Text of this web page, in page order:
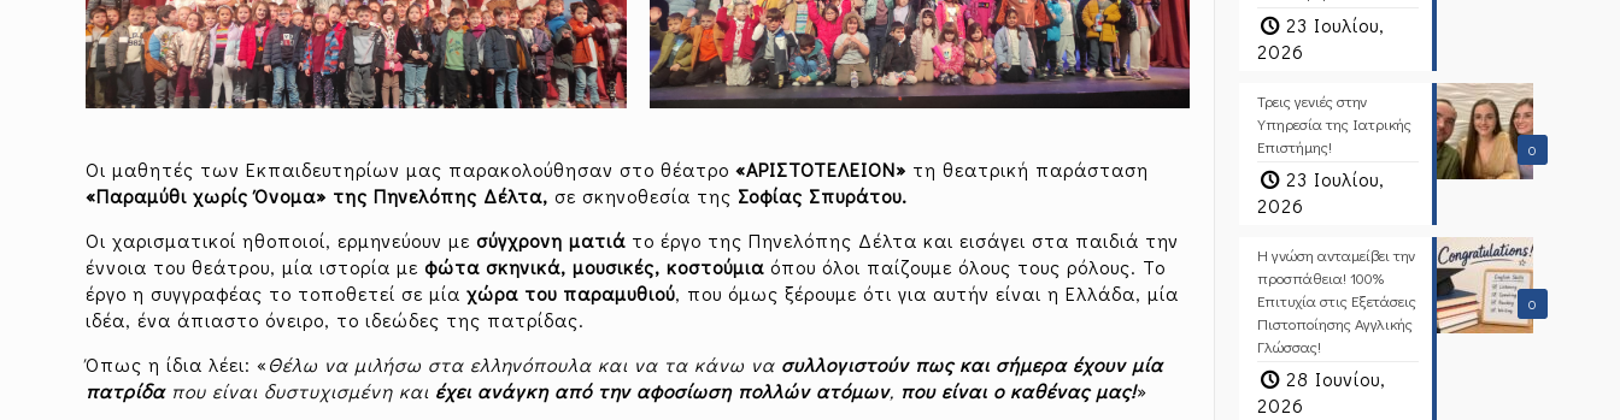
Οι μαθητές των Εκπαιδευτηρίων μας παρακολούθησαν στο θέατρο«ΑΡΙΣΤΟΤΕΛΕΙΟΝ» τη θεατρική παράσταση
«Παραμύθι χωρίς Όνομα» της Πηνελόπης Δέλτα,σε σκηνοθεσία της Σοφίας Σπυράτου.
Οι χαρισματικοί ηθοποιοί, ερμηνεύουν μεσύγχρονη ματιά το έργο της Πηνελόπης Δέλτα και εισάγει στα παιδιά την
έννοια του θεάτρου, μία ιστορία μεφώτα σκηνικά, μουσικές, κοστούμια όπου όλοι παίζουμε όλους τους ρόλους. Το
έργο η συγγραφέας το τοποθετεί σε μίαχώρα του παραμυθιού, που όμως ξέρουμε ότι για αυτήν είναι η Ελλάδα, μία
ιδέα, ένα άπιαστο όνειρο, το ιδεώδες της πατρίδας.
Όπως η ίδια λέει: «Θέλω να μιλήσω στα ελληνόπουλα και να τα κάνω να συλλογιστούν πως και σήμερα έχουν μία
πατρίδαπου είναι δυστυχισμένη και έχει ανάγκη από την αφοσίωση πολλών ατόμων, που είναι ο καθένας μας!»
23 Ιουλίου,
2026
0
Τρεις γενιές στην
Υπηρεσία της Ιατρικής
Επιστήμης!
23 Ιουλίου,
2026
0
Η γνώση ανταμείβει την
προσπάθεια! 100%
Επιτυχία στις Εξετάσεις
Πιστοποίησης Αγγλικής
Γλώσσας!
28 Ιουνίου,
2026